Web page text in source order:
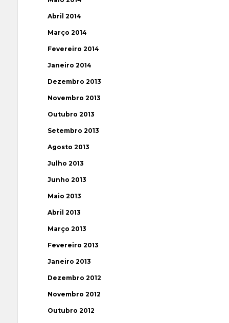
Abril 2014
Março 2014
Fevereiro 2014
Janeiro 2014
Dezembro 2013
Novembro 2013
Outubro 2013
Setembro 2013
Agosto 2013
Julho 2013
Junho 2013
Maio 2013
Abril 2013
Março 2013
Fevereiro 2013
Janeiro 2013
Dezembro 2012
Novembro 2012
Outubro 2012